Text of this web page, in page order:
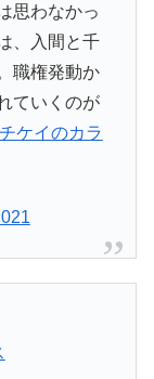
思わなかっ
、入間と千
職権発動か
ていくのが
ケイのカラ